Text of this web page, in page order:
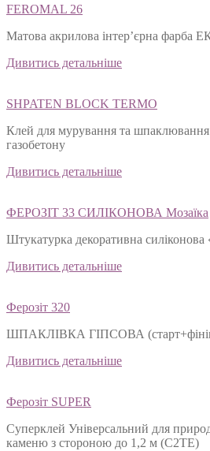
FEROMAL 26
Матова акрилова інтер’єрна фарба
Дивитись детальніше
SHPATEN BLOСK TERMO
Клей для мурування та шпаклювання
газобетону
Дивитись детальніше
ФЕРОЗІТ 33 СИЛІКОНОВА Мозаїка
Штукатурка декоративна силіконова
Дивитись детальніше
Ферозіт 320
ШПАКЛІВКА ГІПСОВА
Дивитись детальніше
Ферозіт SUPER
Суперклей Універсальний для
каменю з стороною до 1,2 м (C2TЕ)